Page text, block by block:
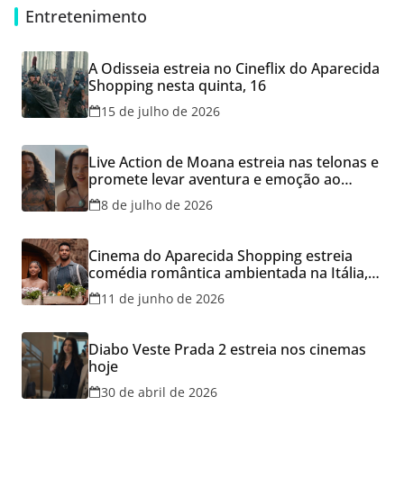
Entretenimento
A Odisseia estreia no Cineflix do Aparecida
Shopping nesta quinta, 16
15 de julho de 2026
Live Action de Moana estreia nas telonas e
promete levar aventura e emoção ao
Cineflix do Aparecida Shopping
8 de julho de 2026
Cinema do Aparecida Shopping estreia
comédia romântica ambientada na Itália,
hoje e lança promoção para o Dia dos
Namorados
11 de junho de 2026
Diabo Veste Prada 2 estreia nos cinemas
hoje
30 de abril de 2026